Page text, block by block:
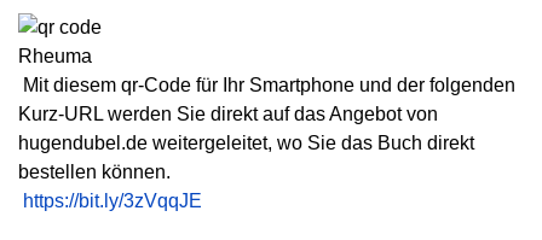
Mit diesem qr-Code für Ihr Smartphone und der folgenden
Kurz-URL werden Sie direkt auf das Angebot von
hugendubel.de weitergeleitet, wo Sie das Buch direkt
bestellen können.
https://bit.ly/3zVqqJE